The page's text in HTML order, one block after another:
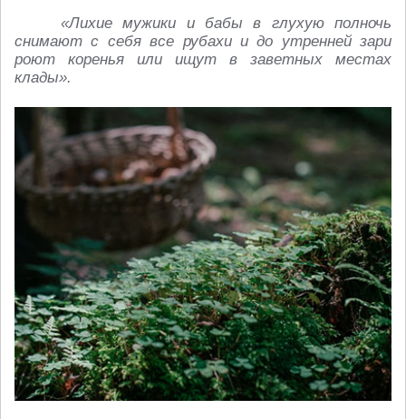
«Лихие мужики и бабы в глухую полночь
снимают с себя все рубахи и до утренней зари
роют коренья или ищут в заветных местах
клады».